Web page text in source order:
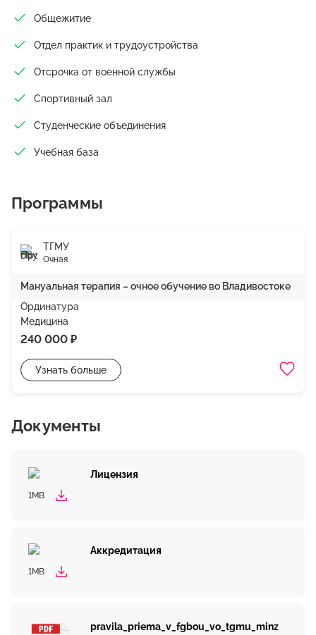
Общежитие
Отдел практик и трудоустройства
Отсрочка от военной службы
Спортивный зал
Студенческие объединения
Учебная база
Программы
ТГМУ
Очная
Мануальная терапия – очное обучение во Владивостоке
Ординатура
Медицина
240 000 ₽
Узнать больше
Документы
Лицензия
1MB
Аккредитация
1MB
pravila_priema_v_fgbou_vo_tgmu_minz